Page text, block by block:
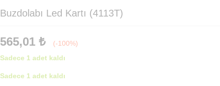
Buzdolabı Led Kartı (4113T)
565,01 ₺
(-100%)
Sadece 1 adet kaldı
Sadece 1 adet kaldı